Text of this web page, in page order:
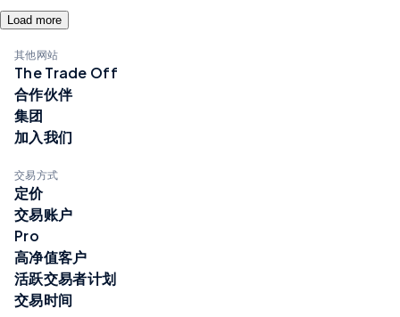
Load more
其他网站
The Trade Off
合作伙伴
集团
加入我们
交易方式
定价
交易账户
Pro
高净值客户
活跃交易者计划
交易时间